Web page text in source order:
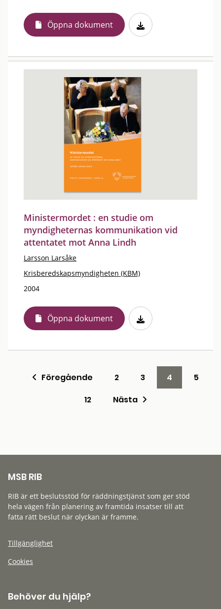
Öppna dokument
Ministermordet : en studie om
myndigheternas kommunikation vid
attentatet mot Anna Lindh
Larsson Larsåke
Krisberedskapsmyndigheten (KBM)
2004
Öppna dokument
Föregående 2 3 4
5
12
Nästa
MSB RIB
RIB är ett beslutsstöd för räddningstjänst som ger stöd
hela vägen från planering av framtida insatser till att
fatta rätt beslut när olyckan är framme.
Tillgänglighet
Cookies
Behöver du hjälp?